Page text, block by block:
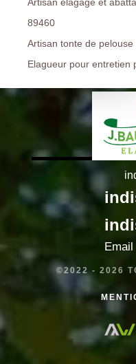
89460
Artisan tonte de
Elagueur pour entretien
Email
©2022 - 2026